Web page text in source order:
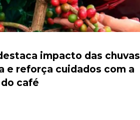
impacto das chuvas
e reforça cuidados com a
café